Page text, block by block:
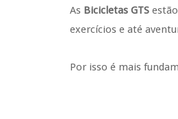
As Bicicletas GTS
exercícios e até
Por isso é mais